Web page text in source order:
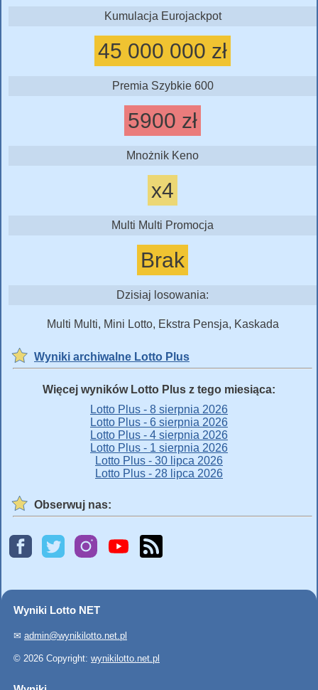
Kumulacja Eurojackpot
45 000 000 zł
Premia Szybkie 600
5900 zł
Mnożnik Keno
x4
Multi Multi Promocja
Brak
Dzisiaj losowania:
Multi Multi, Mini Lotto, Ekstra Pensja, Kaskada
Wyniki archiwalne Lotto Plus
Więcej wyników Lotto Plus z tego miesiąca:
Lotto Plus - 8 sierpnia 2026
Lotto Plus - 6 sierpnia 2026
Lotto Plus - 4 sierpnia 2026
Lotto Plus - 1 sierpnia 2026
Lotto Plus - 30 lipca 2026
Lotto Plus - 28 lipca 2026
Obserwuj nas:
Wyniki Lotto NET
✉ admin@wynikilotto.net.pl
© 2026 Copyright: wynikilotto.net.pl